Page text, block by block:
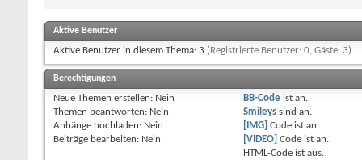
Aktive Benutzer
Aktive Benutzer in diesem Thema: 3 (Registrierte Benutzer: 0, Gäste: 3)
Berechtigungen
Neue Themen erstellen: Nein
Themen beantworten: Nein
Anhänge hochladen: Nein
Beiträge bearbeiten: Nein
BB-Codeist an.
Smileyssind an.
[IMG] Code ist an.
[VIDEO] Code ist an.
HTML-Code ist aus.